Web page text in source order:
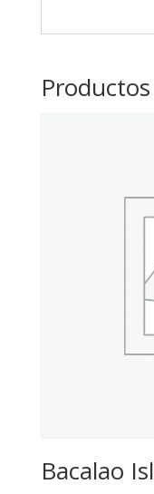
Bacalao